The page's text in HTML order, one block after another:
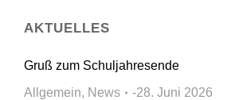
AKTUELLES
Gruß zum Schuljahresende
Allgemein, News 28. Juni 2026